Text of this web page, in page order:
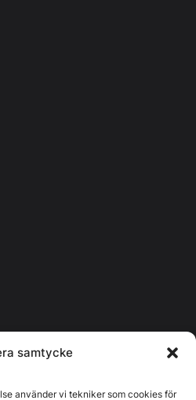
samtycke
använder vi tekniker som cookies för